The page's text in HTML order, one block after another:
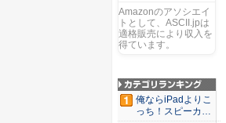
FHD(1920x1080) -
高性能第11世代Core
i5-1135G7 - メモリ
16GB - SSD 256GB
USB Type-C - MS
Office 2021 - Win11
搭載
Amazonのアソシエイ
トとして、ASCII.jpは
適格販売により収入を
得ています。
俺ならiPadよりこ
っち！スピーカー